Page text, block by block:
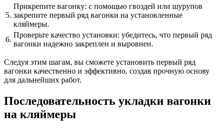
5.
Прикрепите вагонку: с помощью гвоздей или шурупов
закрепите первый ряд вагонки на установленные
кляймеры.
6.
Проверьте качество установки: убедитесь, что первый ряд
вагонки надежно закреплен и выровнен.
Следуя этим шагам, вы сможете установить первый ряд
вагонки качественно и эффективно, создав прочную основу
для дальнейших работ.
Последовательность укладки вагонки
на кляймеры